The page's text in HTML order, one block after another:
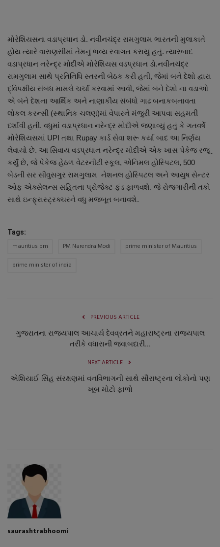
ગુજરાત
જુનાગઢ
Support US
બજારના સમાચાર
નાણાંકીય સમાચાર
સ્થાનિક સમાચાર
સ્પોર્ટ્સ
ગુનાખોરી
બોલિવૂડ
મોરેશિયસના વડાપ્રધાન ડો. નવીનચંદ્ર રામગુલામ ભારતની મુલાકાતે
હોય ત્યારે વારાણસીમાં તેમનું ભવ્ય સ્વાગત કરાયું હતું. ત્યારબાદ
વડાપ્રધાન નરેન્દ્ર મોદીએ મોરેશિયસ વડપ્રધાન ડો.નવીનચંદ્ર
રામગુલામ સાથે પ્રતિનિધિ સ્તરની બેઠક કરી હતી, જેમાં બને દેશો દ્વારા
દ્વિપક્ષીય સંબંધ મામલે ચર્ચા કરવામાં આવી, જેમાં બંને દેશો ના વડાઓ
એ બંને દેશના આર્થિક અને નાણાકીય સંબંધો ગાઢ બનાકબનાવતા
લોકલ કરન્સી (સ્થાનિક ચલણ)માં વેપારને મંજુરી આપવા સહમતી
દર્શાવી હતી. વધુમાં વડાપ્રધાન નરેન્દ્ર મોદીએ જણાવ્યું હતું કે ગતવર્ષે
મોરેશિયસમાં UPI તથા Rupay કાર્ડ સેવા શરૂ કર્યા બાદ આ નિર્ણય
લેવાયો છે. આ સિવાય વડપ્રધાન નરેન્દ્ર મોદીએ એક ખાસ પેકેજ રજૂ
કર્યું છે, જે પેકેજ હેઠળ વેટરનીટી સ્કૂલ, એનિમલ હોસ્પિટલ, 500
બેડની સર સીવુસગુર રામગુલામ નેશનલ હોસ્પિટલ અને આયુષ સેન્ટર
ઓફ એક્સેલન્સ સહિતના પ્રોજેક્ટ ફંડ ફાળવશે. જે રોજગારીની તકો
સાથે ઇન્ફ્રાસ્ટ્રક્ચરને વધુ મજબૂત બનાવશે.
Tags:
mauritius pm PM Narendra Modi
prime minister of Mauritius
prime minister of india
PREVIOUS ARTICLE
ગુજરાતના રાજ્યપાલ આચાર્ય દેવવ્રતને મહારાષ્ટ્રના રાજ્યપાલ
તરીકે વધારાની જવાબદારી...
NEXT ARTICLE
એશિયાઈ સિંહ સંરક્ષણમાં વનવિભાગની સાથે સૌરાષ્ટ્રના લોકોનો પણ
ખૂબ મોટો ફાળો
saurashtrabhoomi